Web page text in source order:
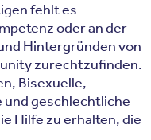
fehlt es
oder an der
Hintergründen von
zurechtzufinden.
Bisexuelle,
und geschlechtliche
Hilfe zu erhalten, die